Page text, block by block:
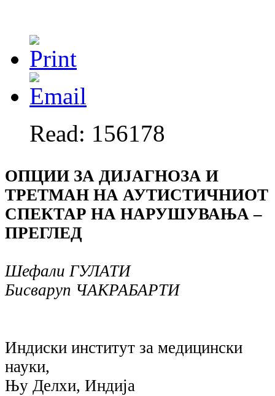
Read: 156178
ОПЦИИ ЗА ДИЈАГНОЗА И
ТРЕТМАН НА АУТИСТИЧНИОТ
СПЕКТАР НА НАРУШУВАЊА –
ПРЕГЛЕД
Шефали ГУЛАТИ
Бисваруп ЧАКРАБАРТИ
Индиски институт за медицински
науки,
Њу Делхи, Индија